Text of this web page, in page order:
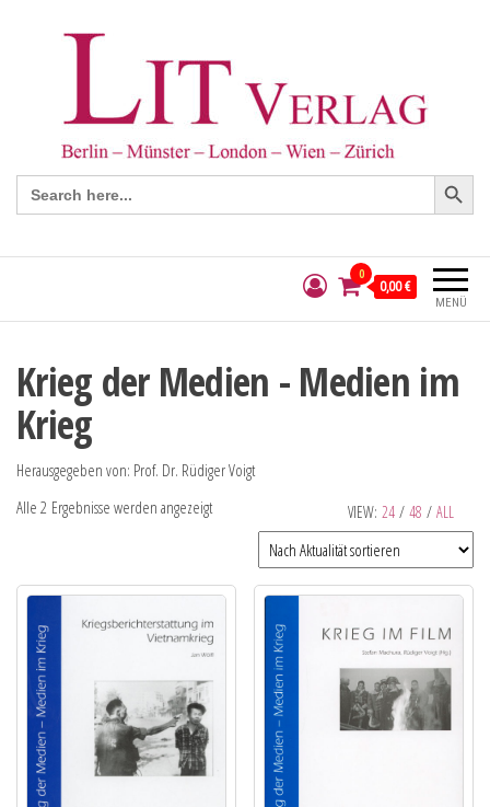
Search
for:
Search Button
MENÜ
0
0,00 €
Krieg der Medien - Medien im
Krieg
Herausgegeben von: Prof. Dr. Rüdiger Voigt
VIEW: 24 / 48 / ALL
Alle 2 Ergebnisse werden angezeigt